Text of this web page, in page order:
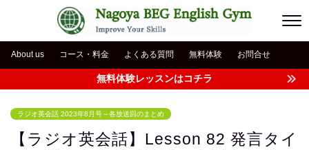
About us コース・料金 よくある質問 無料体験 お問合せ
無料体験レッスンはコチラ
ラジオ英会話 2023年8月号～各放送回のまとめ
【ラジオ英会話】Lesson 82 発言タイ